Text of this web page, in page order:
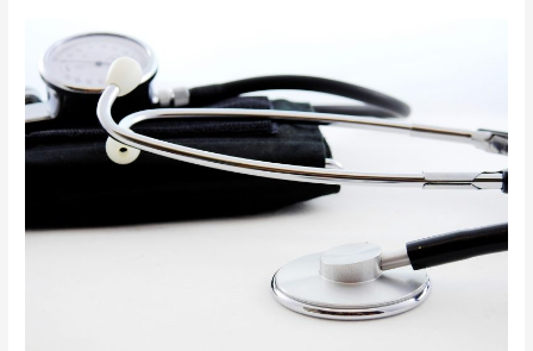
–
העמדת
עובד
רפואית
מטעם